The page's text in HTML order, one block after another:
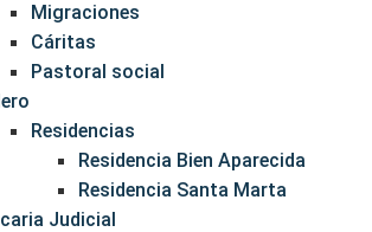
Migraciones
Cáritas
Pastoral social
Residencias
Residencia Bien Aparecida
Residencia Santa Marta
Judicial